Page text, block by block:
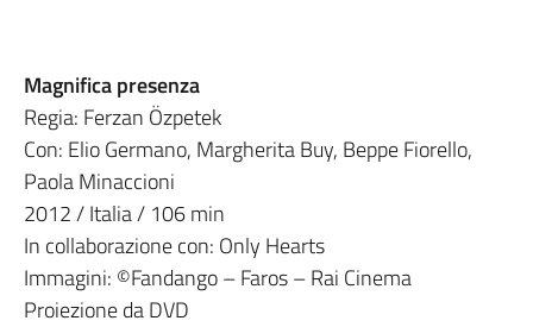
Magnifica presenza
Regia: Ferzan Özpetek
Con: Elio Germano, Margherita Buy, Beppe Fiorello,
Paola Minaccioni
2012 / Italia / 106 min
In collaborazione con: Only Hearts
Immagini: ©Fandango – Faros – Rai Cinema
Proiezione da DVD